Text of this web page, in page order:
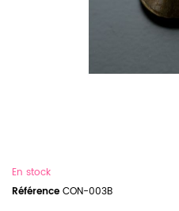
En stock
Référence CON-003B